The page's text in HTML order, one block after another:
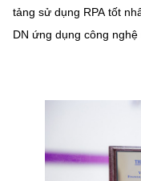
tảng sử dụng RPA tốt
DN ứng dụng công nghệ